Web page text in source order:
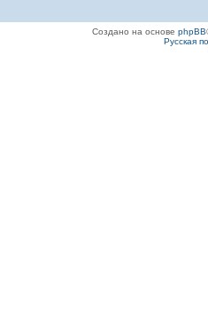
Создано на основе phpBB
Русская